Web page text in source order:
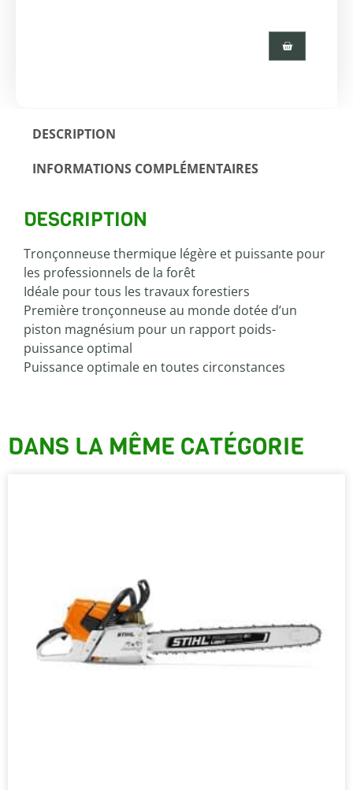
DESCRIPTION
INFORMATIONS COMPLÉMENTAIRES
DESCRIPTION
Tronçonneuse thermique légère et puissante pour
les professionnels de la forêt
Idéale pour tous les travaux forestiers
Première tronçonneuse au monde dotée d’un
piston magnésium pour un rapport poids-
puissance optimal
Puissance optimale en toutes circonstances
DANS LA MÊME CATÉGORIE